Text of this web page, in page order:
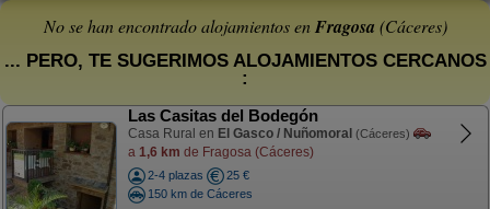
No se han encontrado alojamientos enFragosa (Cáceres)
... PERO, TE SUGERIMOS ALOJAMIENTOS CERCANOS
:
Las Casitas del Bodegón
Casa Rural en El Gasco / Nuñomoral (Cáceres)
a 1,6 km de Fragosa (Cáceres)
2-4 plazas
25 €
150 km de Cáceres